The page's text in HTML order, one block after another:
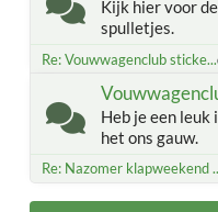
Kijk hier voor
spulletjes.
Re: Vouwwagenclub sticke...
Heb je een
het ons gauw.
Re: Nazomer klapweekend